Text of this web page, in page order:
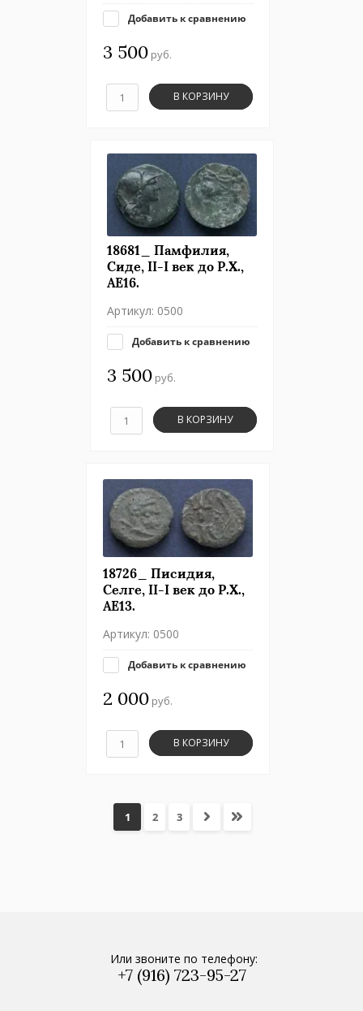
Добавить к сравнению
3 500руб.
В КОРЗИНУ
18681_ Памфилия,
Сиде, II-I век до Р.Х.,
АЕ16.
Артикул: 0500
Добавить к сравнению
3 500руб.
В КОРЗИНУ
18726_ Писидия,
Селге, II-I век до Р.Х.,
АЕ13.
Артикул: 0500
Добавить к сравнению
2 000руб.
В КОРЗИНУ
1 2 3
Или звоните по телефону:
+7 (916) 723-95-27